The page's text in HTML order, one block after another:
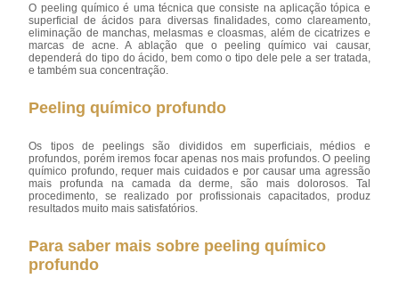
O peeling químico é uma técnica que consiste na aplicação tópica e
superficial de ácidos para diversas finalidades, como clareamento,
eliminação de manchas, melasmas e cloasmas, além de cicatrizes e
marcas de acne. A ablação que o peeling químico vai causar,
dependerá do tipo do ácido, bem como o tipo dele pele a ser tratada,
e também sua concentração.
Peeling químico profundo
Os tipos de peelings são divididos em superficiais, médios e
profundos, porém iremos focar apenas nos mais profundos. O peeling
químico profundo, requer mais cuidados e por causar uma agressão
mais profunda na camada da derme, são mais dolorosos. Tal
procedimento, se realizado por profissionais capacitados, produz
resultados muito mais satisfatórios.
Para saber mais sobre peeling químico
profundo